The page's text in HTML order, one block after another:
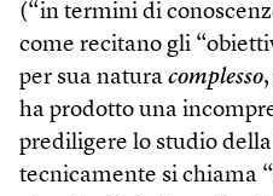
(“in termini di
come recitano gli
per sua natura complesso
ha prodotto una
prediligere lo studio
tecnicamente si chiama